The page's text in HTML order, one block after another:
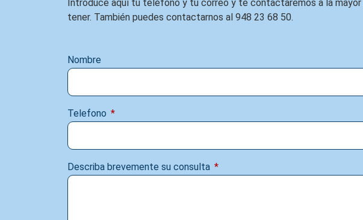
Introduce aquí tu teléfono y tu correo y te contactaremos a la
tener. También puedes contactarnos al 948 23 68 50.
Nombre
Telefono
Describa brevemente su consulta